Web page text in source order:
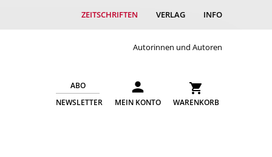
ZEITSCHRIFTEN VERLAG INFO
Autorinnen und Autoren
ABO
NEWSLETTER
MEIN KONTO WARENKORB